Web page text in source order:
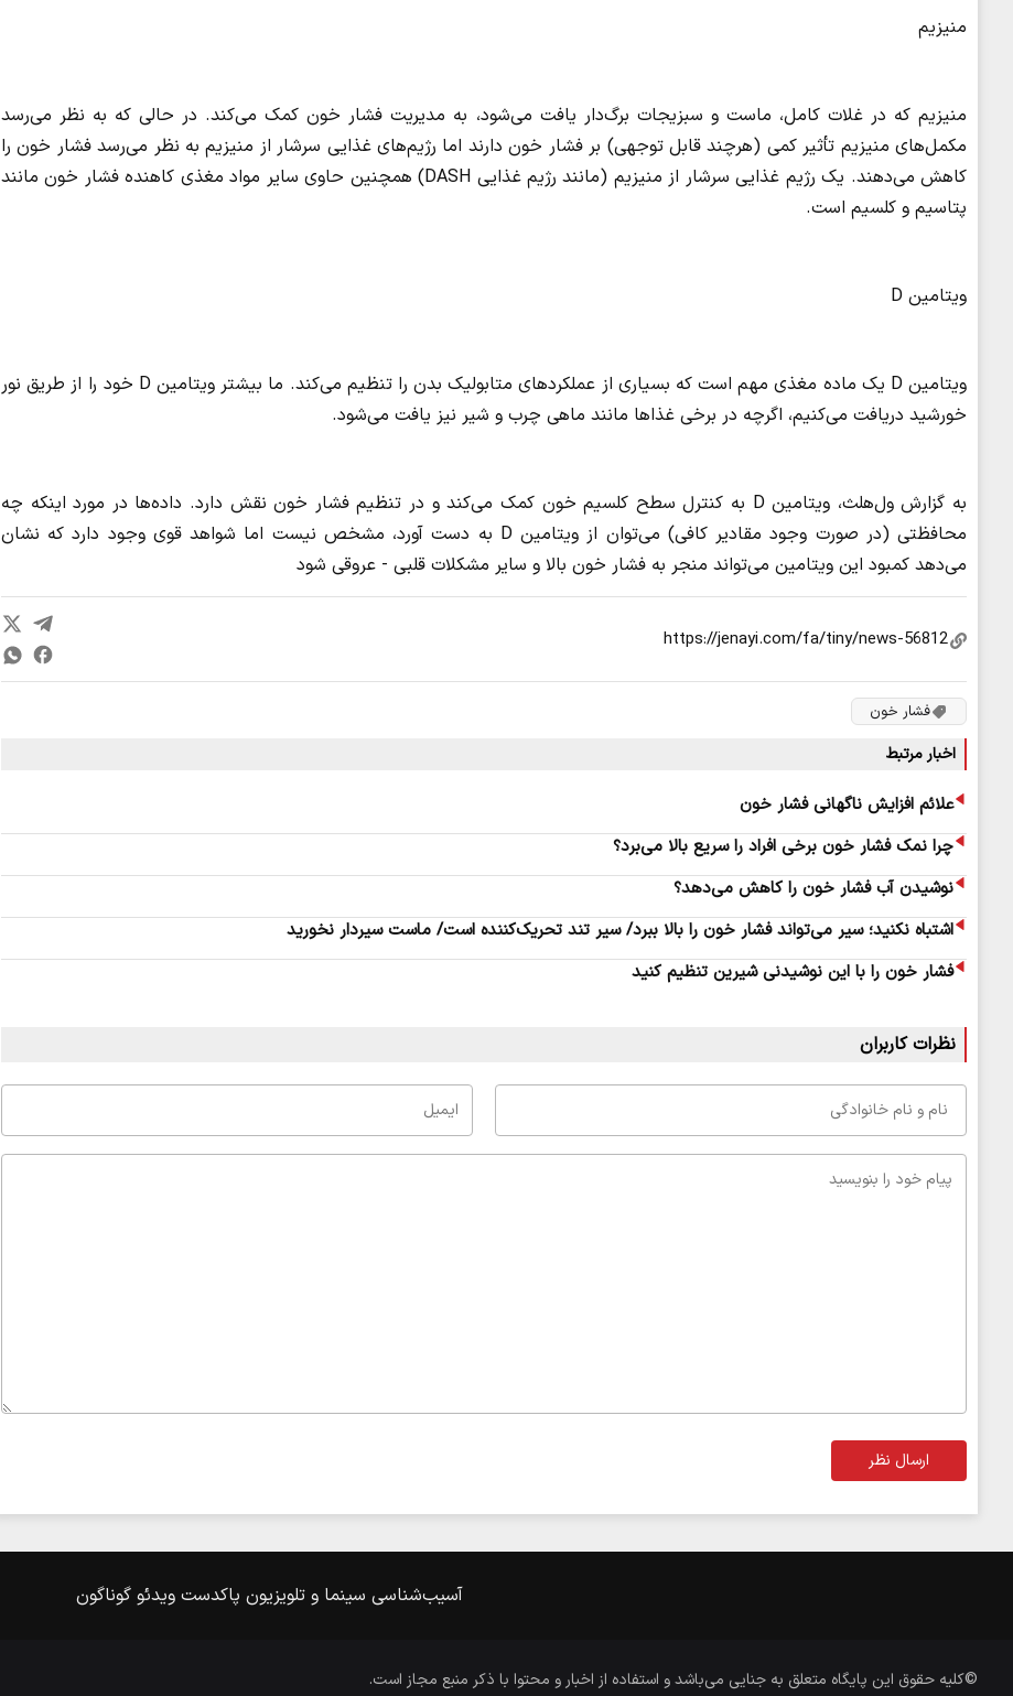
منیزیم
منیزیم که در غلات کامل، ماست و سبزیجات برگ‌دار یافت می‌شود، به مدیریت فشار خون کمک می‌کند. در حالی که به نظر می‌رسد
مکمل‌های منیزیم تأثیر کمی (هرچند قابل توجهی) بر فشار خون دارند اما رژیم‌های غذایی سرشار از منیزیم به نظر می‌رسد فشار خون را
کاهش می‌دهند. یک رژیم غذایی سرشار از منیزیم (مانند رژیم غذایی DASH) همچنین حاوی سایر مواد مغذی کاهنده فشار خون مانند
پتاسیم و کلسیم است.
ویتامین D
ویتامین D یک ماده مغذی مهم است که بسیاری از عملکردهای متابولیک بدن را تنظیم می‌کند. ما بیشتر ویتامین D خود را از طریق نور
خورشید دریافت می‌کنیم، اگرچه در برخی غذاها مانند ماهی چرب و شیر نیز یافت می‌شود.
به گزارش ول‌هلث، ویتامین D به کنترل سطح کلسیم خون کمک می‌کند و در تنظیم فشار خون نقش دارد. داده‌ها در مورد اینکه چه
محافظتی (در صورت وجود مقادیر کافی) می‌توان از ویتامین D به دست آورد، مشخص نیست اما شواهد قوی وجود دارد که نشان
می‌دهد کمبود این ویتامین می‌تواند منجر به فشار خون بالا و سایر مشکلات قلبی - عروقی شود
فشار خون
اخبار مرتبط
علائم افزایش ناگهانی فشار خون
چرا نمک فشار خون برخی افراد را سریع بالا می‌برد؟
نوشیدن آب فشار خون را کاهش می‌دهد؟
اشتباه نکنید؛ سیر می‌تواند فشار خون را بالا ببرد/ سیر تند تحریک‌کننده است/ ماست سیردار نخورید
فشار خون را با این نوشیدنی شیرین تنظیم کنید
نظرات کاربران
ارسال نظر
آسیب‌شناسی سینما و تلویزیون پاکدست ویدئو گوناگون
©کلیه حقوق این پایگاه متعلق به جنایی می‌باشد و استفاده از اخبار و محتوا با ذکر منبع مجاز است.